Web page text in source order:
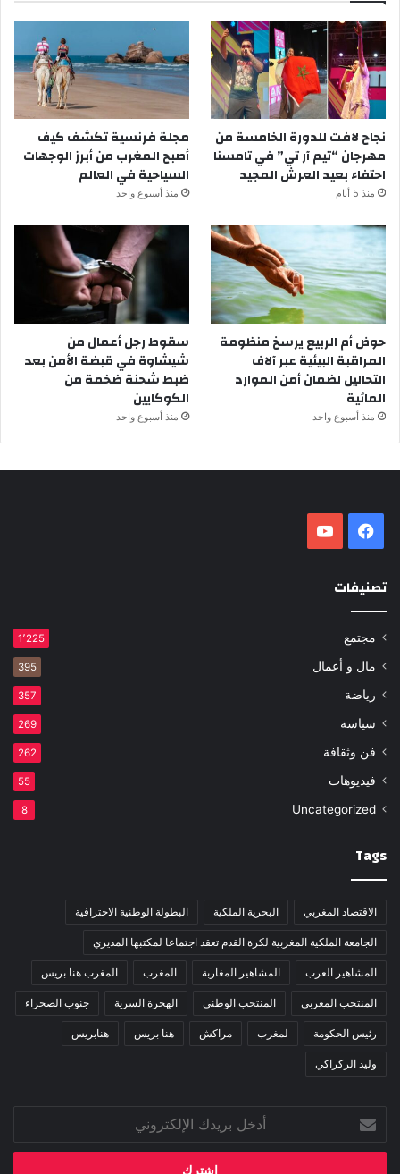
نجاح لافت للدورة الخامسة من
مهرجان “تيم آر تي” في تامسنا
احتفاء بعيد العرش المجيد
منذ 5 أيام
مجلة فرنسية تكشف كيف
أصبح المغرب من أبرز الوجهات
السياحية في العالم
منذ أسبوع واحد
حوض أم الربيع يرسخ منظومة
المراقبة البيئية عبر آلاف
التحاليل لضمان أمن الموارد
المائية
منذ أسبوع واحد
سقوط رجل أعمال من
شيشاوة في قبضة الأمن بعد
ضبط شحنة ضخمة من
الكوكايين
منذ أسبوع واحد
فيسبوك
تصنيفات
مجتمع 1٬225
مال و أعمال 395
رياضة 357
سياسة 269
فن وثقافة 262
فيديوهات 55
Uncategorized
8
Tags
الاقتصاد المغربي البحرية الملكية البطولة الوطنية الاحترافية
الجامعة الملكية المغربية لكرة القدم تعقد اجتماعا لمكتبها المديري
المشاهير العرب المشاهير المغاربة المغرب المغرب هنا بريس
المنتخب المغربي المنتخب الوطني الهجرة السرية جنوب الصحراء
رئيس الحكومة لمغرب مراكش هنا بريس هنابريس
وليد الركراكي
أدخل
بريدك
الإلكتروني